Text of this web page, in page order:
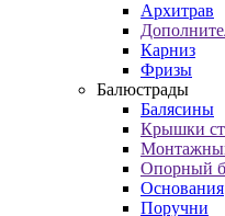
Архитрав
Карниз
Фризы
Балюстрады
Балясины
Крышки
Опорный
Основания
Поручни